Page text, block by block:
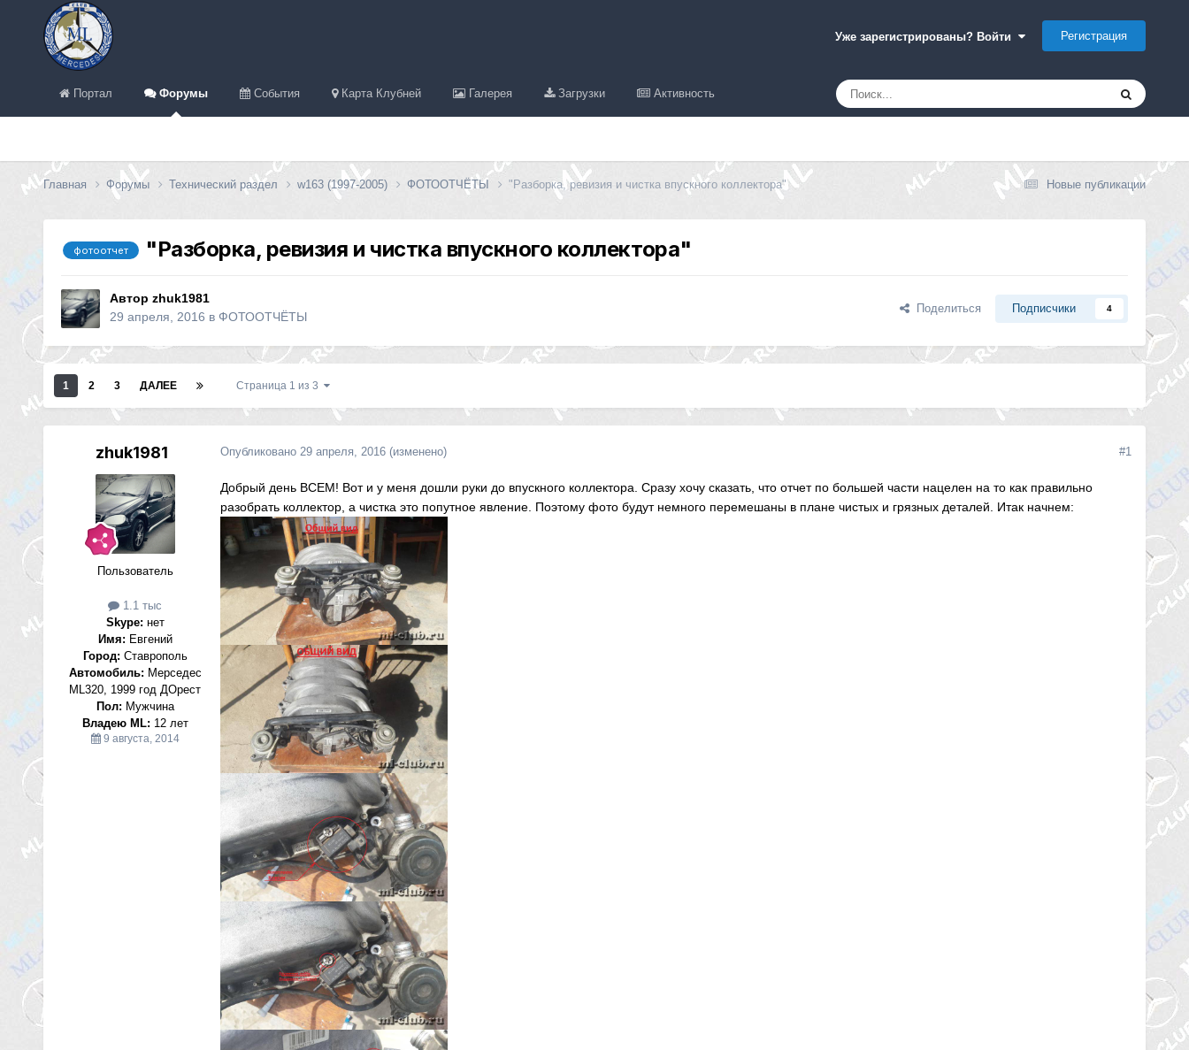
Уже зарегистрированы? Войти Регистрация
Портал Форумы События Карта Клубней Галерея Загрузки Активность
Новые публикации
Главная Форумы Технический раздел w163 (1997-2005) ФОТООТЧЁТЫ "Разборка, ревизия и чистка впускного коллектора"
фотоотчет "Разборка, ревизия и чистка впускного коллектора"
Автор zhuk1981
29 апреля, 2016 в ФОТООТЧЁТЫ
Поделиться Подписчики 4
1 2 3 ДАЛЕЕ Страница 1 из 3
zhuk1981
Пользователь
1.1 тыс
Skype: нет
Имя: Евгений
Город: Ставрополь
Автомобиль: Мерседес
ML320, 1999 год ДОрест
Пол: Мужчина
Владею ML: 12 лет
9 августа, 2014
#1
Опубликовано 29 апреля, 2016 (изменено)
Добрый день ВСЕМ! Вот и у меня дошли руки до впускного коллектора. Сразу хочу сказать, что отчет по большей части нацелен на то как правильно
разобрать коллектор, а чистка это попутное явление. Поэтому фото будут немного перемешаны в плане чистых и грязных деталей. Итак начнем: